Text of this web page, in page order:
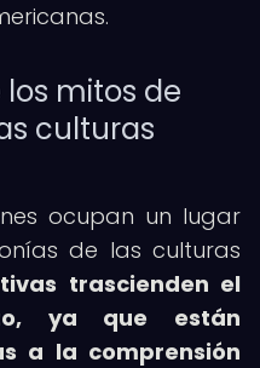
mitos de
culturas
ocupan un lugar
de las culturas
trascienden el
ya que están
a la comprensión